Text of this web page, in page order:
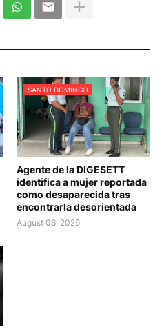
SANTO DOMINGO
Agente de la DIGESETT
identifica a mujer reportada
como desaparecida tras
encontrarla desorientada
August 06, 2026